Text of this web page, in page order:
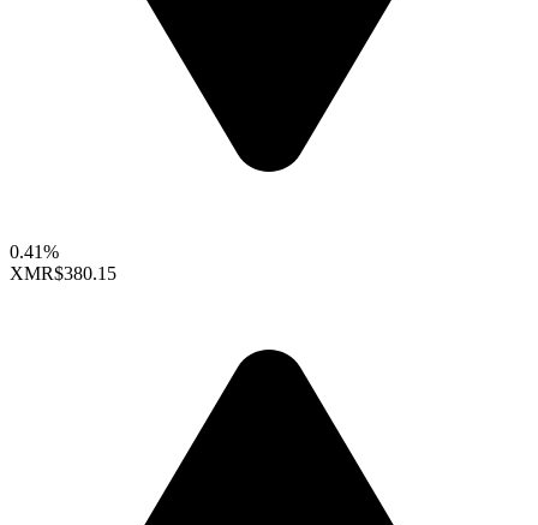
0.41%
XMR$380.15